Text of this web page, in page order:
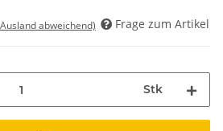
abweichend) Frage zum Artikel
Stk